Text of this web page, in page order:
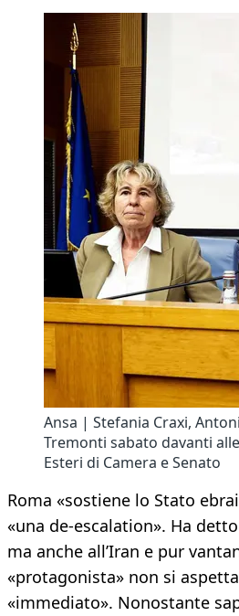
Ansa | Stefania Craxi,
Tremonti sabato davanti
Esteri di Camera e Senato
Roma «sostiene lo Stato
«una de-escalation». Ha
ma anche all’Iran e pur
«protagonista» non si
«immediato». Nonostante